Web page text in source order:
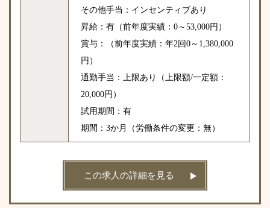
その他手当：インセンティブあり
昇給：有（前年度実績：0～53,000円）
賞与：（前年度実績：年2回0～1,380,000
円）
通勤手当：上限あり（上限額/一定額：
20,000円）
試用期間：有
期間：3か月（労働条件の変更：無）
この求人の詳細を見る